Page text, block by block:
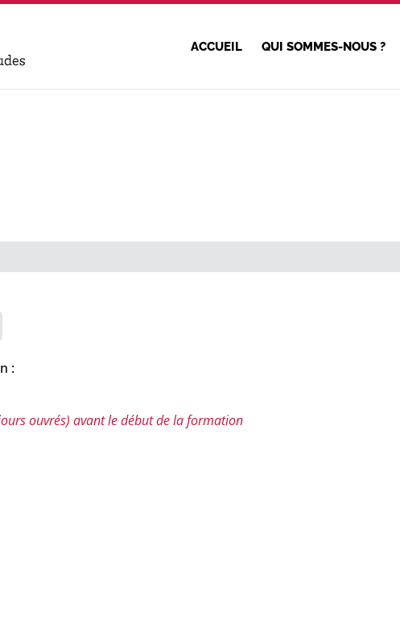
ACCUEIL QUI SOMMES-NOUS ?
:
ouvrés) avant le début de la formation